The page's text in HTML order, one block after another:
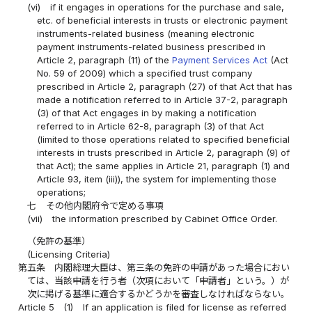
(vi)
if it engages in operations for the purchase and sale,
etc. of beneficial interests in trusts or electronic payment
instruments-related business (meaning electronic
payment instruments-related business prescribed in
Article 2, paragraph (11) of the Payment Services Act(Act
No. 59 of 2009) which a specified trust company
prescribed in Article 2, paragraph (27) of that Act that has
made a notification referred to in Article 37-2, paragraph
(3) of that Act engages in by making a notification
referred to in Article 62-8, paragraph (3) of that Act
(limited to those operations related to specified beneficial
interests in trusts prescribed in Article 2, paragraph (9) of
that Act); the same applies in Article 21, paragraph (1) and
Article 93, item (iii)), the system for implementing those
operations;
七
その他内閣府令で定める事項
(vii)
the information prescribed by Cabinet Office Order.
（免許の基準）
(Licensing Criteria)
第五条
内閣総理大臣は、第三条の免許の申請があった場合におい
ては、当該申請を行う者（次項において「申請者」という。）が
次に掲げる基準に適合するかどうかを審査しなければならない。
Article 5
(1) If an application is filed for license as referred